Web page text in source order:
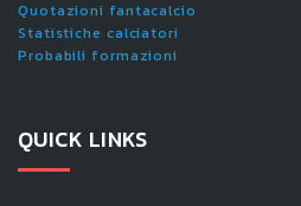
Quotazioni fantacalcio
Statistiche calciatori
Probabili formazioni
QUICK LINKS